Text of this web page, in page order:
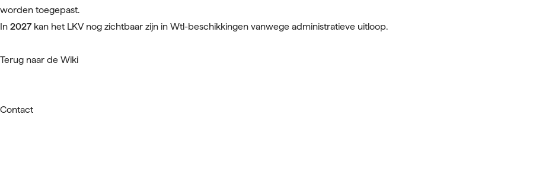
worden toegepast.
In 2027kan het LKV nog zichtbaar zijn in Wtl-beschikkingen vanwege administratieve uitloop.
Terug naar de Wiki
Contact